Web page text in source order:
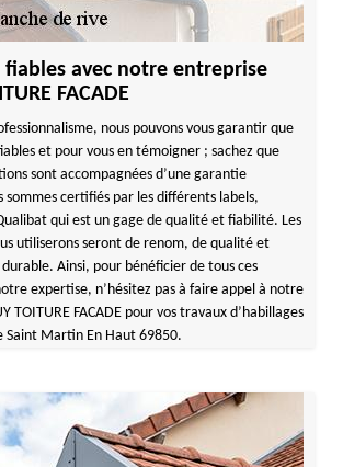
fiables avec notre entreprise
FACADE
nous pouvons vous garantir que
et pour vous en témoigner ; sachez que
sont accompagnées d’une garantie
sommes certifiés par les différents labels,
qui est un gage de qualité et fiabilité. Les
utiliserons seront de renom, de qualité et
Ainsi, pour bénéficier de tous ces
expertise, n’hésitez pas à faire appel à notre
TOITURE FACADE pour vos travaux d’habillages
Saint Martin En Haut 69850.